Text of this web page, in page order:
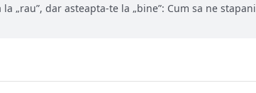
la „rau”, dar asteapta-te la „bine”: Cum sa ne